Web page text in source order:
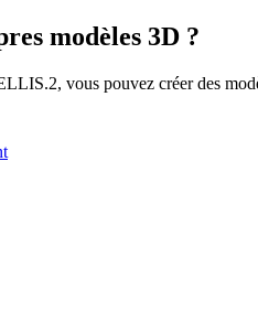
modèles 3D ?
vous pouvez créer des